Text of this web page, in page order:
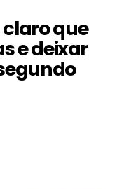
que
e deixar